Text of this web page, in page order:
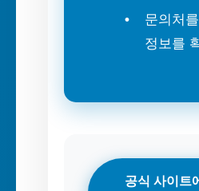
문의처
정보를
공식 사이트